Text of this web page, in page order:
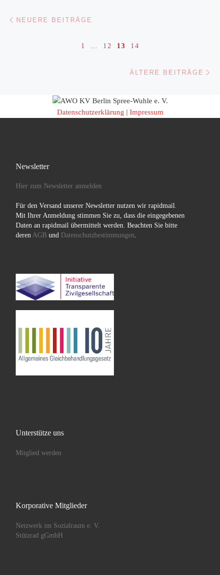
Beitragsnavigation
NEUERE BEITRÄGE
1 … 12 13 14
ÄLTERE BEITRÄGE
Datenschutzerklärung | Impressum
Newsletter
Hier zum Newsletter anmelden
Für den Versand unserer Newsletter nutzen wir rapidmail.
Mit Ihrer Anmeldung stimmen Sie zu, dass die eingegebenen
Daten an rapidmail übermittelt werden. Beachten Sie bitte
deren AGBund Datenschutzbestimmungen.
Unterstütze uns
Mitglied werden
Korporative Mitglieder
Netzwerk im Sozialraum e. V.
Stützrad gGmbH